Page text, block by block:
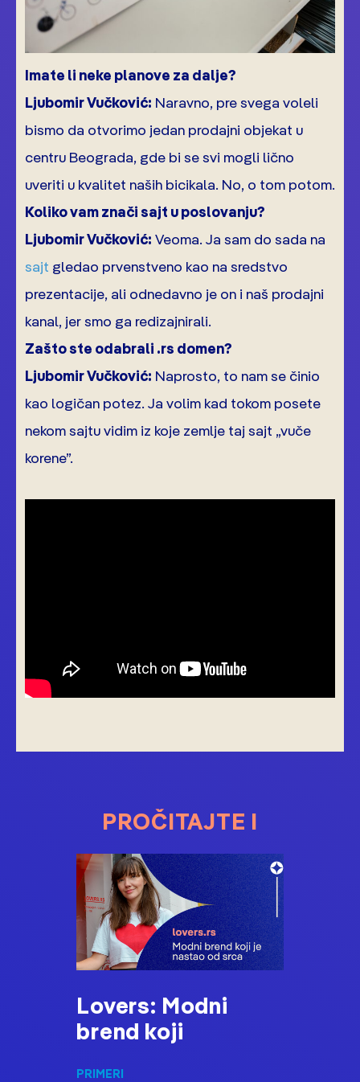
Imate li neke planove za dalje?
Ljubomir Vučković: Naravno, pre svega voleli
bismo da otvorimo jedan prodajni objekat u
centru Beograda, gde bi se svi mogli lično
uveriti u kvalitet naših bicikala. No, o tom potom.
Koliko vam znači sajt u poslovanju?
Ljubomir Vučković: Veoma. Ja sam do sada na
sajt gledao prvenstveno kao na sredstvo
prezentacije, ali odnedavno je on i naš prodajni
kanal, jer smo ga redizajnirali.
Zašto ste odabrali .rs domen?
Ljubomir Vučković: Naprosto, to nam se činio
kao logičan potez. Ja volim kad tokom posete
nekom sajtu vidim iz koje zemlje taj sajt „vuče
korene”.
PROČITAJTE I
Lovers: Modni
brend koji
PRIMERI